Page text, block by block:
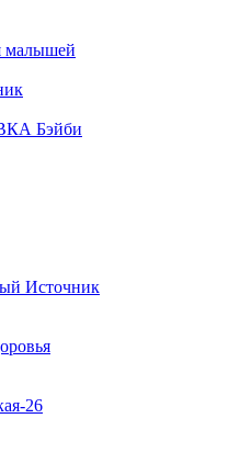
малышей
Бэйби
Источник
26